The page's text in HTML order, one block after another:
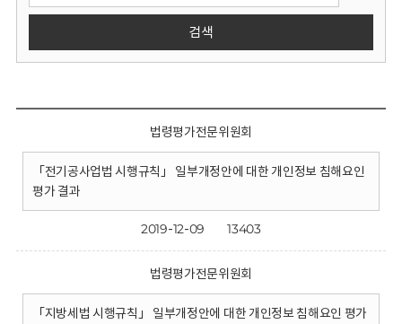
검색
법령평가전문위원회
「전기공사업법 시행규칙」 일부개정안에 대한 개인정보 침해요인
평가 결과
2019-12-09 13403
법령평가전문위원회
「지방세법 시행규칙」 일부개정안에 대한 개인정보 침해요인 평가